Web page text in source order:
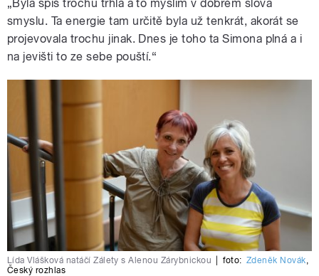
„Byla spíš trochu trhlá a to myslím v dobrém slova
smyslu. Ta energie tam určitě byla už tenkrát, akorát se
projevovala trochu jinak. Dnes je toho ta Simona plná a i
na jevišti to ze sebe pouští.“
Lída Vlášková natáčí Zálety s Alenou Zárybnickou foto: Zdeněk Novák,
Český rozhlas